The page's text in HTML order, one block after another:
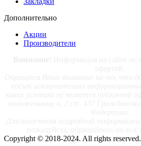
Дополнительно
Акции
Производители
Copyright © 2018-2024. All rights reserved.